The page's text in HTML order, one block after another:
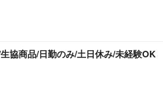
協商品/日勤のみ/土日休み/未経験OK